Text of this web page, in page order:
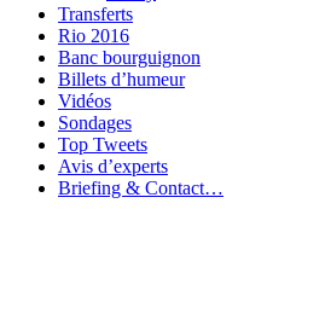
Transferts
Rio 2016
Banc bourguignon
Billets d’humeur
Vidéos
Sondages
Top Tweets
Avis d’experts
Briefing & Contact…